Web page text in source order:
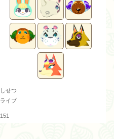
しせつ
ライブ
151